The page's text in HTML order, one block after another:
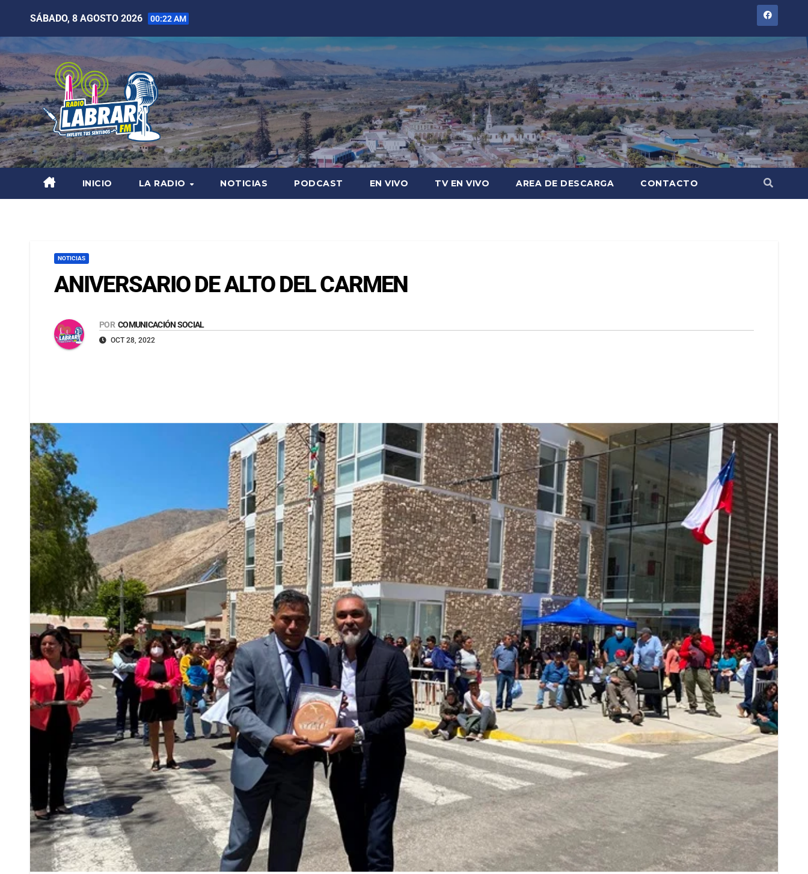
SÁBADO, 8 AGOSTO 2026 00:22 AM
INICIO LA RADIO NOTICIAS PODCAST EN VIVO TV EN VIVO AREA DE DESCARGA CONTACTO
NOTICIAS
ANIVERSARIO DE ALTO DEL CARMEN
POR COMUNICACIÓN SOCIAL
OCT 28, 2022